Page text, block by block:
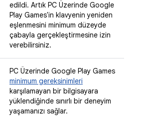
edildi. Artık PC Üzerinde Google
Play Games'in klavyenin yeniden
eşlenmesini minimum düzeyde
çabayla gerçekleştirmesine izin
verebilirsiniz.
PC Üzerinde Google Play Games
minimum gereksinimleri
karşılamayan bir bilgisayara
yüklendiğinde sınırlı bir deneyim
yaşamanızı sağlar.